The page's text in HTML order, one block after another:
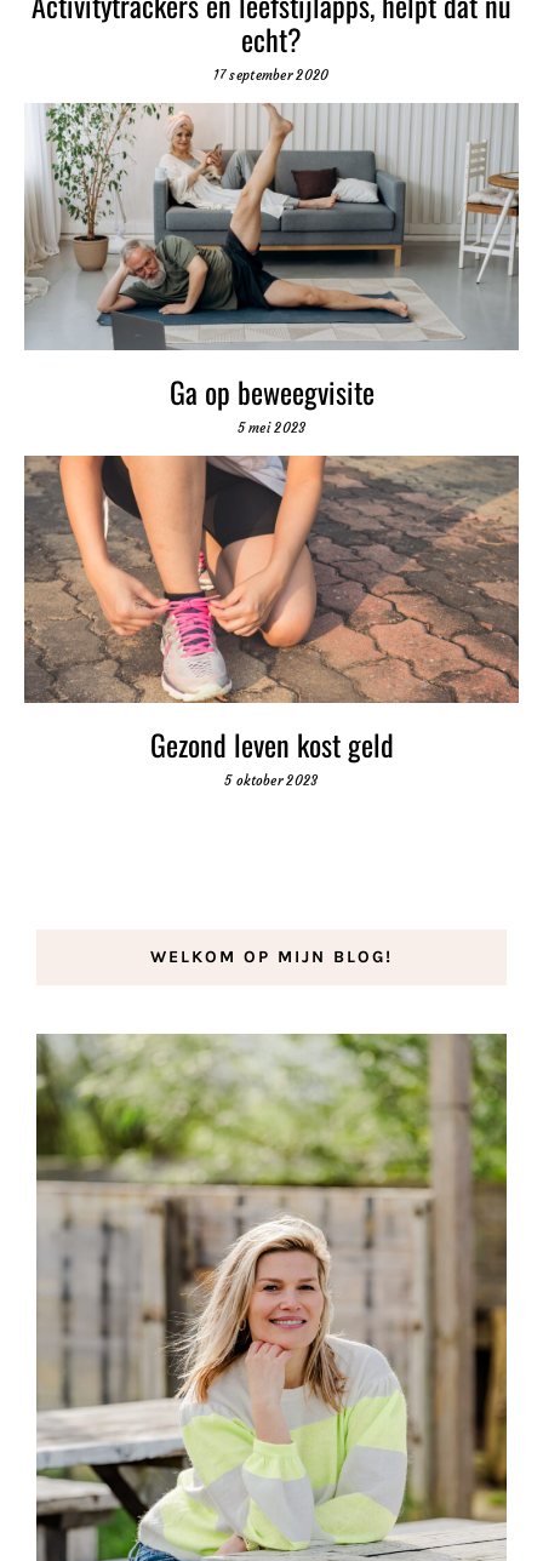
echt?
17 september 2020
Ga op beweegvisite
5 mei 2023
Gezond leven kost geld
5 oktober 2023
WELKOM OP MIJN BLOG!